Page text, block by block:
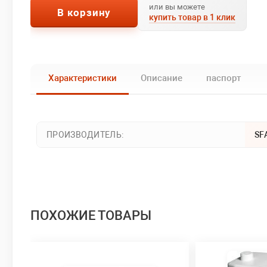
В корзину или вы можете
купить товар в 1 клик
Характеристики Описание паспорт
ПРОИЗВОДИТЕЛЬ:
ПОХОЖИЕ ТОВАРЫ